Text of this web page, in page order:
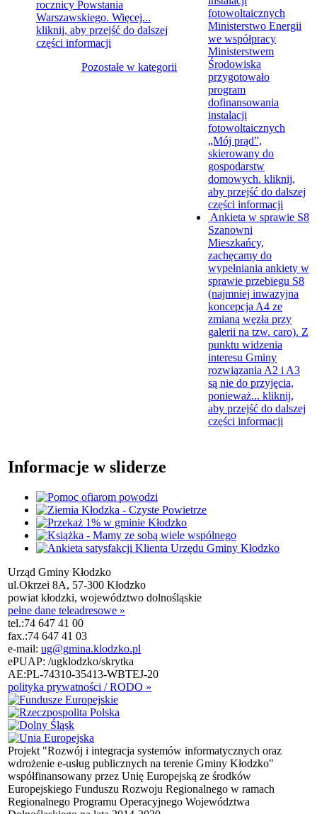
rocznicy Powstania
Warszawskiego. Więcej...
kliknij, aby przejść do dalszej
części informacji
Pozostałe w kategorii
fotowoltaicznych
Ministerstwo Energii
we współpracy
Ministerstwem
Środowiska
przygotowało
program
dofinansowania
instalacji
fotowoltaicznych
„Mój prąd”,
skierowany do
gospodarstw
domowych. kliknij,
aby przejść do dalszej
części informacji
Ankieta w sprawie S8
Szanowni
Mieszkańcy,
zachęcamy do
wypełniania ankiety w
sprawie przebiegu S8
(najmniej inwazyjna
koncepcja A4 ze
zmianą węzła przy
galerii na tzw. caro). Z
punktu widzenia
interesu Gminy
rozwiązania A2 i A3
są nie do przyjęcia,
ponieważ... kliknij,
aby przejść do dalszej
części informacji
Informacje w sliderze
Urząd Gminy Kłodzko
ul.Okrzei 8A, 57-300 Kłodzko
powiat kłodzki, województwo dolnośląskie
pełne dane teleadresowe »
tel.:74 647 41 00
fax.:74 647 41 03
e-mail: ug@gmina.klodzko.pl
ePUAP: /ugklodzko/skrytka
AE:PL-74310-35413-WBTEJ-20
polityka prywatności / RODO »
Projekt "Rozwój i integracja systemów informatycznych oraz
wdrożenie e-usług publicznych na terenie Gminy Kłodzko"
współfinansowany przez Unię Europejską ze środków
Europejskiego Funduszu Rozwoju Regionalnego w ramach
Regionalnego Programu Operacyjnego Województwa